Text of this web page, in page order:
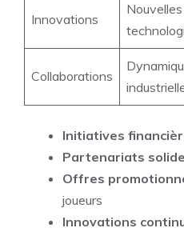
Innovations
Nouvelles
Collaborations
Initiatives
Partenariats
Offres
joueurs
Innovations